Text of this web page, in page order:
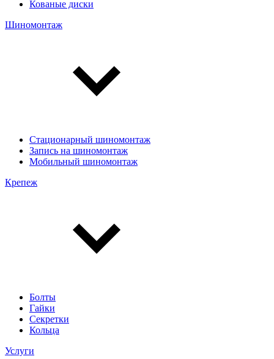
Кованые диски
Шиномонтаж
Стационарный шиномонтаж
Запись на шиномонтаж
Мобильный шиномонтаж
Крепеж
Болты
Гайки
Секретки
Кольца
Услуги